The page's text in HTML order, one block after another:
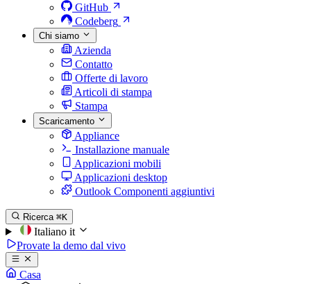
GitHub
Codeberg
Chi siamo
Azienda
Contatto
Offerte di lavoro
Articoli di stampa
Stampa
Scaricamento
Appliance
Installazione manuale
Applicazioni mobili
Applicazioni desktop
Outlook Componenti aggiuntivi
Ricerca ⌘K
Italiano it
Provate la demo dal vivo
Casa